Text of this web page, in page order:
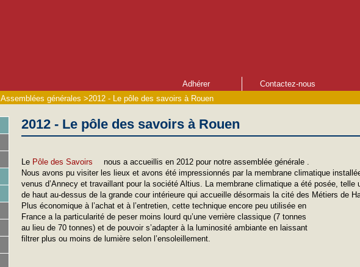
Adhérer
Contactez-nous
Assemblées générales >2012 - Le pôle des savoirs à Rouen
2012 - Le pôle des savoirs à Rouen
Le Pôle des Savoirs
nous a accueillis en 2012 pour notre assemblée générale .
Nous avons pu visiter les lieux et avons été impressionnés par la membrane climatique
venus d’Annecy et travaillant pour la société Altius. La membrane climatique a été posée, telle
de haut au-dessus de la grande cour intérieure qui accueille désormais la cité des Métiers de
Plus économique à l’achat et à l’entretien, cette technique encore peu utilisée en
France a la particularité de peser moins lourd qu’une verrière classique (7 tonnes
au lieu de 70 tonnes) et de pouvoir s’adapter à la luminosité ambiante en laissant
filtrer plus ou moins de lumière selon l’ensoleillement.